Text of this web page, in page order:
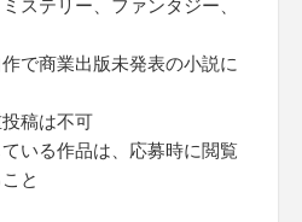
ステリー、ファンタジー、
で商業出版未発表の小説に
稿は不可
いる作品は、応募時に閲覧
と